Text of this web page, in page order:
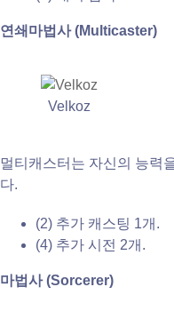
연쇄마법사 (Multicaster)
Velkoz
멀티캐스터는 자신의 능력
다.
(2) 추가 캐스팅 1개.
(4) 추가 시전 2개.
마법사 (Sorcerer)